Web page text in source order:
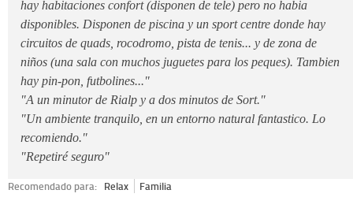
hay habitaciones confort (disponen de tele) pero no habia
disponibles. Disponen de piscina y un sport centre donde hay
circuitos de quads, rocodromo, pista de tenis... y de zona de
niños (una sala con muchos juguetes para los peques). Tambien
hay pin-pon, futbolines..."
"A un minutor de Rialp y a dos minutos de Sort."
"Un ambiente tranquilo, en un entorno natural fantastico. Lo
recomiendo."
"Repetiré seguro"
Recomendado para: Relax Familia